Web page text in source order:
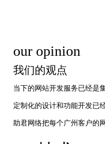
our opinion
我们的观点
当下的网站开发服务已经是
定制化的设计和功能开发已
助君网络把每个广州客户的